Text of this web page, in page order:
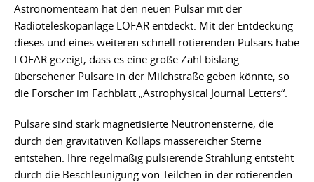
Astronomenteam hat den neuen Pulsar mit der
Radioteleskopanlage LOFAR entdeckt. Mit der Entdeckung
dieses und eines weiteren schnell rotierenden Pulsars habe
LOFAR gezeigt, dass es eine große Zahl bislang
übersehener Pulsare in der Milchstraße geben könnte, so
die Forscher im Fachblatt „Astrophysical Journal Letters“.
Pulsare sind stark magnetisierte Neutronensterne, die
durch den gravitativen Kollaps massereicher Sterne
entstehen. Ihre regelmäßig pulsierende Strahlung entsteht
durch die Beschleunigung von Teilchen in der rotierenden